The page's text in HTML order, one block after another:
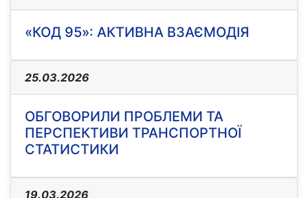
«КОД 95»: АКТИВНА ВЗАЄМОДІЯ
25.03.2026
ОБГОВОРИЛИ ПРОБЛЕМИ ТА
ПЕРСПЕКТИВИ ТРАНСПОРТНОЇ
СТАТИСТИКИ
19.03.2026